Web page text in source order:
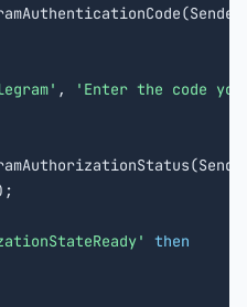
,
'Enter the code
then